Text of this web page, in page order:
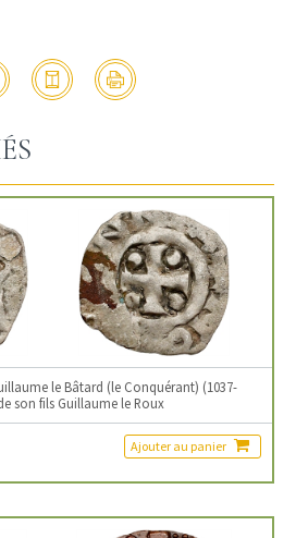
le Bâtard (le Conquérant) (1037-
son fils Guillaume le Roux
Ajouter au panier